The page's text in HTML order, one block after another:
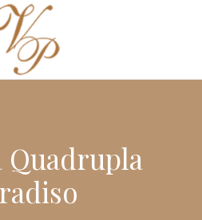
Quadrupla